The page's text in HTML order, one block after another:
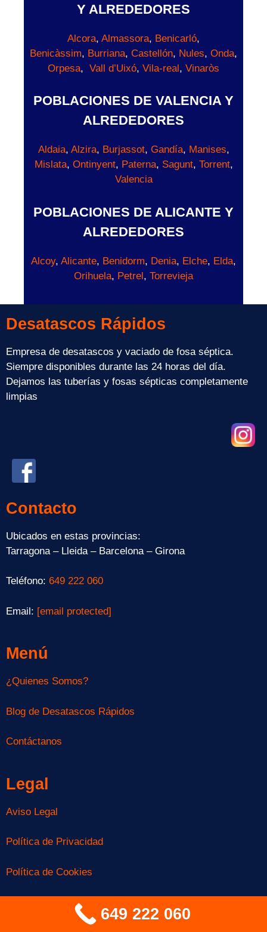
Y ALREDEDORES
Alcora, Almassora, Benicarló,
Benicàssim, Burriana, Castellón, Nules, Onda,
Orpesa, Vall d’Uixó, Vila-real, Vinaròs
POBLACIONES DE VALENCIA Y
ALREDEDORES
Aldaia, Alzira, Burjassot, Gandía, Manises,
Mislata, Ontinyent, Paterna, Sagunt, Torrent,
Valencia
POBLACIONES DE ALICANTE Y
ALREDEDORES
Alcoy, Alicante, Benidorm, Denia, Elche, Elda,
Orihuela, Petrel, Torrevieja
Desatascos Rápidos
Empresa de desatascos y vaciado de fosa séptica.
Siempre disponibles durante las 24 horas del día.
Dejamos las tuberías y fosas sépticas completamente
limpias
Contacto
Ubicados en estas provincias:
Tarragona – Lleida – Barcelona – Girona
Teléfono: 649 222 060
Email: [email protected]
Menú
¿Quienes Somos?
Blog de Desatascos Rápidos
Contáctanos
Legal
Aviso Legal
Política de Privacidad
Política de Cookies
649 222 060